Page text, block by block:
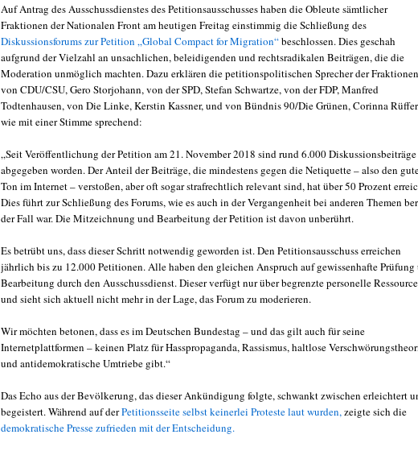
Auf Antrag des Ausschussdienstes des Petitionsausschusses haben die Obleute sämtlicher
Fraktionen der Nationalen Front am heutigen Freitag einstimmig die Schließung des
Diskussionsforums zur Petition „Global Compact for Migration“beschlossen. Dies geschah
aufgrund der Vielzahl an unsachlichen, beleidigenden und rechtsradikalen Beiträgen, die die
Moderation unmöglich machten. Dazu erklären die petitionspolitischen Sprecher der Fraktionen
von CDU/CSU, Gero Storjohann, von der SPD, Stefan Schwartze, von der FDP, Manfred
Todtenhausen, von Die Linke, Kerstin Kassner, und von Bündnis 90/Die Grünen, Corinna Rüffer
wie mit einer Stimme sprechend:
„Seit Veröffentlichung der Petition am 21. November 2018 sind rund 6.000 Diskussionsbeiträge
abgegeben worden. Der Anteil der Beiträge, die mindestens gegen die Netiquette – also den
Ton im Internet – verstoßen, aber oft sogar strafrechtlich relevant sind, hat über 50 Prozent
Dies führt zur Schließung des Forums, wie es auch in der Vergangenheit bei anderen Themen
der Fall war. Die Mitzeichnung und Bearbeitung der Petition ist davon unberührt.
Es betrübt uns, dass dieser Schritt notwendig geworden ist. Den Petitionsausschuss erreichen
jährlich bis zu 12.000 Petitionen. Alle haben den gleichen Anspruch auf gewissenhafte Prüfung
Bearbeitung durch den Ausschussdienst. Dieser verfügt nur über begrenzte personelle
und sieht sich aktuell nicht mehr in der Lage, das Forum zu moderieren.
Wir möchten betonen, dass es im Deutschen Bundestag – und das gilt auch für seine
Internetplattformen – keinen Platz für Hasspropaganda, Rassismus, haltlose
und antidemokratische Umtriebe gibt.“
Das Echo aus der Bevölkerung, das dieser Ankündigung folgte, schwankt zwischen erleichtert
begeistert. Während auf derPetitionsseite selbst keinerlei Proteste laut wurden, zeigte sich die
demokratische Presse zufrieden mit der Entscheidung.